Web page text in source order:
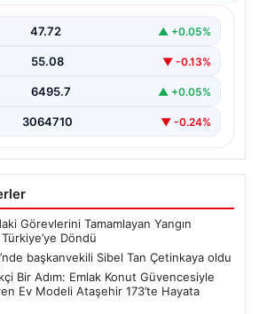
47.72 ▲ +0.05%
55.08 ▼ -0.13%
6495.7 ▲ +0.05%
3064710 ▼ -0.24%
Görevlerini Tamamlayan Yangın
Döndü
başkanvekili Sibel Tan Çetinkaya oldu
Bir Adım: Emlak Konut Güvencesiyle
Ev Modeli Ataşehir 173’te Hayata